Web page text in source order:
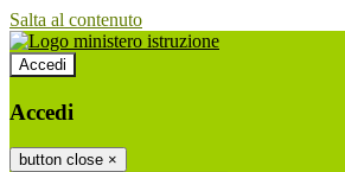
Salta al contenuto
Accedi
Accedi
button close ×